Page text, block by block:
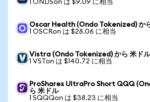
1 ONDSon は $9.09 に相当
Oscar Health (Ondo Tokenized) か
1 OSCRon は $28.06 に相当
Vistra (Ondo Tokenized) から 米ドル
1 VSTon は $140.72 に相当
ProShares UltraPro Short QQQ
ら 米ドル
1 SQQQon は $38.23 に相当